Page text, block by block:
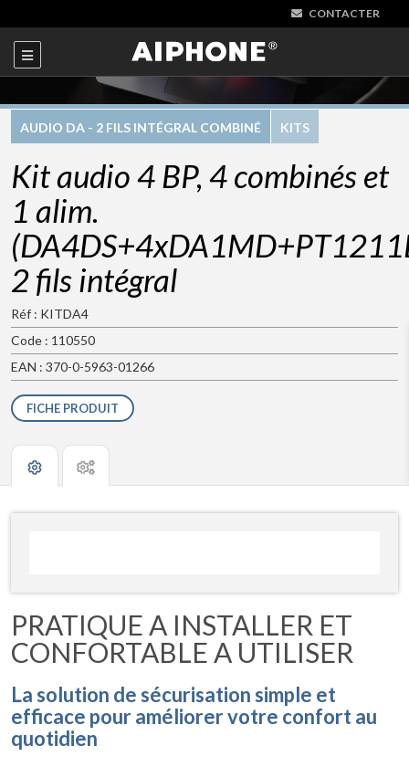
CONTACTER
AUDIO DA - 2 FILS INTÉGRAL COMBINÉ KITS
Kit audio 4 BP, 4 combinés et
1 alim.
2 fils intégral
Réf : KITDA4
Code : 110550
EAN : 370-0-5963-01266
FICHE PRODUIT
PRATIQUE A INSTALLER ET
CONFORTABLE A UTILISER
La solution de sécurisation simple et
efficace pour améliorer votre confort au
quotidien